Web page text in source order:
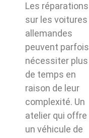
Les réparations
sur les voitures
allemandes
peuvent parfois
nécessiter plus
de temps en
raison de leur
complexité. Un
atelier qui offre
un véhicule de